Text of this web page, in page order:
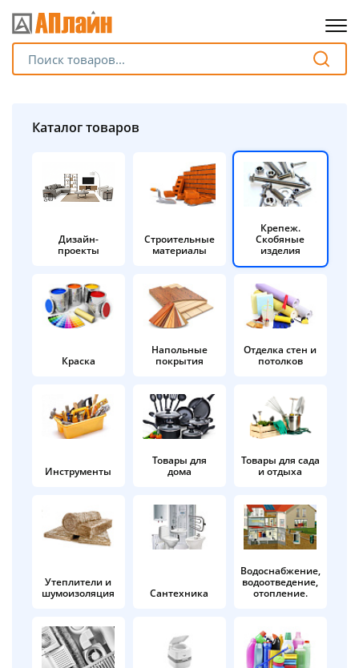
Каталог товаров
Дизайн-
проекты
Строительные
материалы
Крепеж.
Скобяные
изделия
Краска
Напольные
покрытия
Отделка стен и
потолков
Инструменты
Товары для
дома
Товары для сада
и отдыха
Утеплители и
шумоизоляция
Сантехника
Водоснабжение,
водоотведение,
отопление.
Разбейте
без переплат
График платежей
Сегодня
%
в корзину
Оплачивайте сегодня только
25% картой любого банка
Получайте товар
выбранный способом
Оставшиеся
% будут
по25%каждые 2 недели